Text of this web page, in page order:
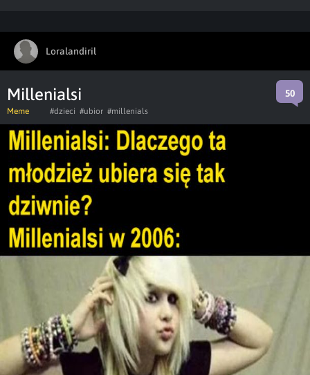
Loralandiril
Millenialsi 50
Meme #dzieci #ubior #millenials